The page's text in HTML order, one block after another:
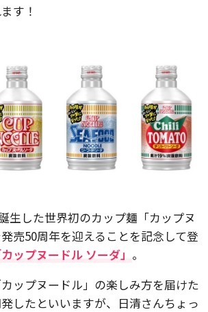
す！
生した世界初のカップ麺「カップヌ
売50周年を迎えることを記念して登
カップヌードル ソーダ」 。
ップヌードル」の楽しみ方を届けた
したといいますが、日清さんちょっ